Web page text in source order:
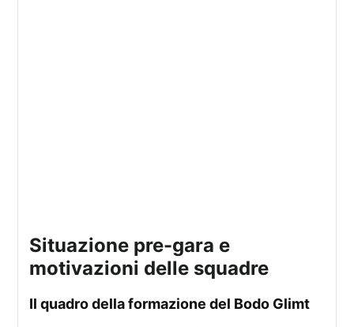
Situazione pre-gara e
motivazioni delle squadre
Il quadro della formazione del Bodo Glimt